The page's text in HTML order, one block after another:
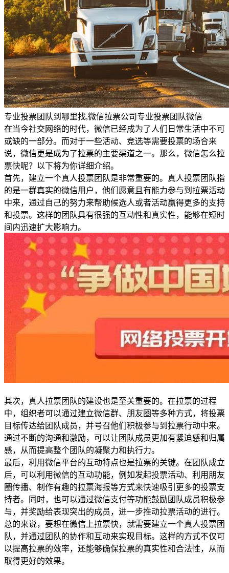
专业投票团队到哪里找,微信拉票公司专业投票团队微信
在当今社交网络的时代，微信已经成为了人们日常生活中不可
或缺的一部分。而对于一些活动、竞选等需要投票的场合来
说，微信更是成为了拉票的主要渠道之一。那么，微信怎么拉
票快呢？以下将为你详细介绍。
首先，建立一个真人投票团队是非常重要的。真人投票团队指
的是一群真实的微信用户，他们愿意且有能力参与到拉票活动
中来，通过自己的努力来帮助候选人或者活动赢得更多的支持
和投票。这样的团队具有很强的互动性和真实性，能够在短时
间内迅速扩大影响力。
其次，真人拉票团队的建设也是至关重要的。在拉票的过程
中，组织者可以通过建立微信群、朋友圈等多种方式，将投票
目标传达给团队成员，并号召他们积极参与到拉票行动中来。
通过不断的沟通和激励，可以让团队成员更加有紧迫感和归属
感，从而提高整个团队的凝聚力和执行力。
最后，利用微信平台的互动特点也是拉票的关键。在团队成立
后，可以利用微信的互动功能，例如发起投票活动、利用朋友
圈传播、制作有趣的拉票海报等方式来快速吸引更多的投票支
持者。同时，也可以通过微信支付等功能鼓励团队成员积极参
与，并奖励给表现突出的成员，进一步推动拉票活动的进行。
总的来说，要想在微信上拉票快，就需要建立一个真人投票团
队，并通过团队的协作和互动来实现目标。这样的方式不仅可
以提高拉票的效率，还能够确保拉票的真实性和合法性，从而
取得更好的效果。